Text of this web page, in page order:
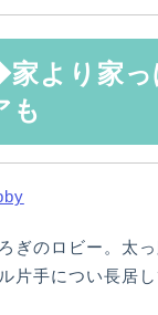
より家っ
も
ぎのロビー。太
片手につい長居し